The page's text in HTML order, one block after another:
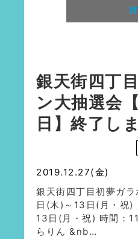
銀天街四丁
ン大抽選会
日】終了し
2019.12.27(金)
銀天街四丁目初夢ガ
日(木)～13日(月・祝)
13日(月・祝) 時間：
らりん &nb…